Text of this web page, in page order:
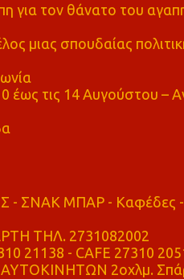
για τον θάνατο του
μιας σπουδαίας
έως τις 14 Αυγούστου –
- ΣΝΑΚ ΜΠΑΡ - Καφέδες -
ΤΗΛ. 2731082002
21138 - CAFE 27310
2οχλμ.